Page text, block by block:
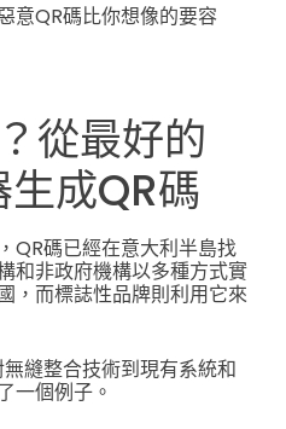
意QR碼比你想像的要容
從最好的
成QR碼
QR碼已經在意大利半島找
和非政府機構以多種方式實
，而標誌性品牌則利用它來
縫整合技術到現有系統和
一個例子。